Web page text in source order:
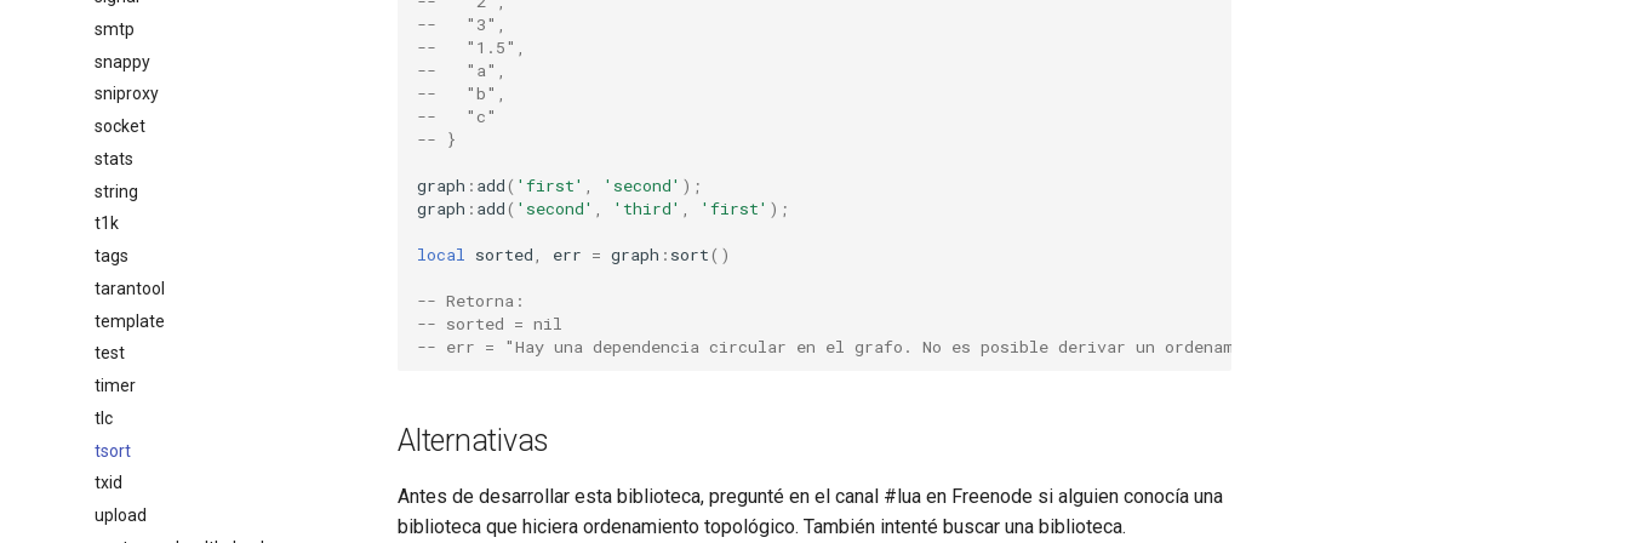
smtp
snappy
sniproxy
socket
stats
string
t1k
tags
tarantool
template
test
timer
tlc
tsort
txid
upload
--   "3",
--   "1.5",
--   "a",
--   "b",
--   "c"
-- }
graph : add( 'first' 'second' );
graph : add( 'second' 'third' 'first' );
local sorted err = graph : sort()
-- Retorna:
-- sorted = nil
-- err = "Hay una dependencia circular en el grafo. No es posible derivar un ordenamiento topológico."
Alternativas
Antes de desarrollar esta biblioteca, pregunté en el canal #lua en Freenode si alguien conocía una
biblioteca que hiciera ordenamiento topológico. También intenté buscar una biblioteca.